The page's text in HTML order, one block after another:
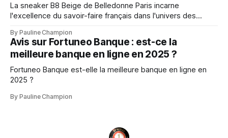
La sneaker B8 Beige de Belledonne Paris incarne
l'excellence du savoir-faire français dans l'univers des
By Pauline Champion
Avis sur Fortuneo Banque : est-ce la
meilleure banque en ligne en 2025 ?
Fortuneo Banque est-elle la meilleure banque en ligne en
2025 ?
By Pauline Champion